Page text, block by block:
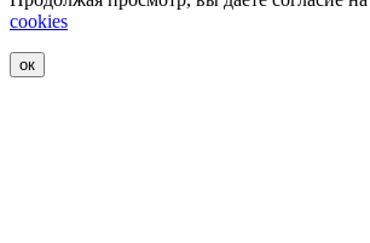
cookies
ок